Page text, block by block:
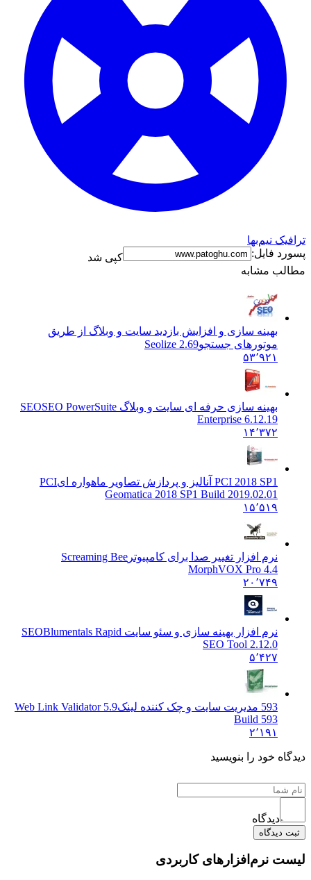
ترافیک نیم‌بها
پسورد فایل:
کپی شد
مطالب مشابه
بهینه سازی و افزایش بازدید سایت و وبلاگ از طریق
موتورهای جستجوSeolize 2.69
۵۳٬۹۲۱
بهینه سازی حرفه ای سایت و وبلاگ SEO SEO PowerSuite
Enterprise 6.12.19
۱۴٬۳۷۲
PCI 2018 SP1 آنالیز و پردازش تصاویر ماهواره ای
PCI
Geomatica 2018 SP1 Build 2019.02.01
۱۵٬۵۱۹
نرم افزار تغییر صدا برای کامپیوتر Screaming Bee
MorphVOX Pro 4.4
۲۰٬۷۴۹
نرم افزار بهینه سازی و سئو سایت SEO Blumentals Rapid
SEO Tool 2.12.0
۵٬۴۲۷
593 مدیریت سایت و چک کننده لینک
Web Link Validator 5.9
Build 593
۲٬۱۹۱
دیدگاه خود را بنویسید
دیدگاه
ثبت دیدگاه
لیست نرم‌افزارهای کاربردی